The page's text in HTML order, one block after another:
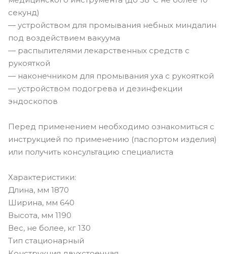
секунд)
— устройством для промывания небных миндалин
под воздействием вакуума
— распылителями лекарственных средств с
рукояткой
— наконечником для промывания уха с рукояткой
— устройством подогрева и дезинфекции
эндоскопов
Перед применением необходимо ознакомиться с
инструкцией по применению (паспортом изделия)
или получить консультацию специалиста
Характеристики:
Длина, мм 1870
Ширина, мм 640
Высота, мм 1190
Вес, не более, кг 130
Тип стационарный